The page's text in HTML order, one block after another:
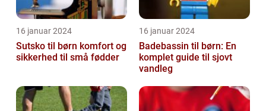
16 januar 2024
Sutsko til børn komfort og
sikkerhed til små fødder
16 januar 2024
Badebassin til børn: En
komplet guide til sjovt
vandleg